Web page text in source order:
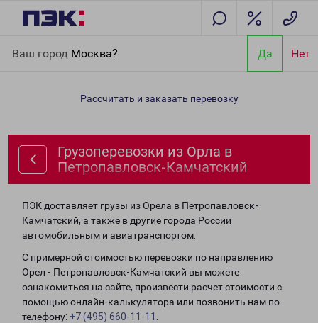
Ваш город Москва? Да Нет
Петропавловск-Камчатский
Рассчитать и заказать перевозку
Грузоперевозки из Орла в
Петропавловск-Камчатский
ПЭК доставляет грузы из Орела в Петропавловск-
Камчатский, а также в другие города России
автомобильным и авиатранспортом.
С примерной стоимостью перевозки по направлению
Орел - Петропавловск-Камчатский вы можете
ознакомиться на сайте, произвести расчет стоимости с
помощью онлайн-калькулятора или позвонить нам по
телефону: +7 (495) 660-11-11